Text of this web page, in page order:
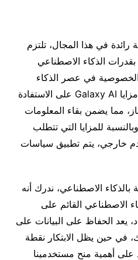
رائدة في هذا المجال، تلتزم
الذكاء الاصطناعي
في عصر الذكاء
الاصطناعي. تعمل العديد من مزايا Galaxy AI على الاستفادة
مما يضمن بقاء المعلومات
للمزايا التي تتطلب
خارجي، يتم تطبيق سياسات
الاصطناعي، ندرك أنه
الاصطناعي القائم على
يعد الحفاظ على البيانات على
في حين يظل الابتكار نقطة
على أهمية منح مستخدمينا